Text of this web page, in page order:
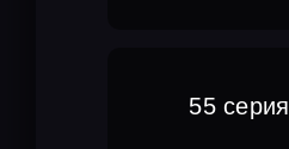
55 серия